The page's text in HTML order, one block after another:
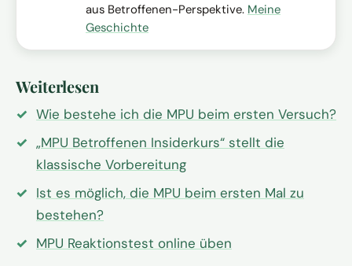
aus Betroffenen-Perspektive. Meine
Geschichte
Weiterlesen
Wie bestehe ich die MPU beim ersten Versuch?
„MPU Betroffenen Insiderkurs“ stellt die
klassische Vorbereitung
Ist es möglich, die MPU beim ersten Mal zu
bestehen?
MPU Reaktionstest online üben